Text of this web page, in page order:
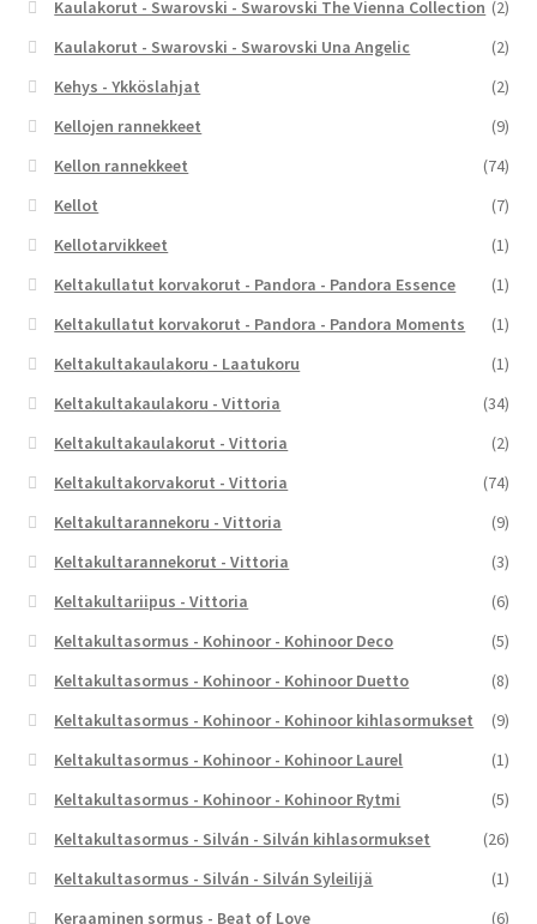
Kaulakorut - Swarovski - Swarovski The Vienna Collection (2)
Kaulakorut - Swarovski - Swarovski Una Angelic
(2)
Kehys - Ykköslahjat
(2)
Kellojen rannekkeet
(9)
Kellon rannekkeet
(74)
Kellot
(7)
Kellotarvikkeet
(1)
Keltakullatut korvakorut - Pandora - Pandora Essence
(1)
Keltakullatut korvakorut - Pandora - Pandora Moments
(1)
Keltakultakaulakoru - Laatukoru
(1)
Keltakultakaulakoru - Vittoria
(34)
Keltakultakaulakorut - Vittoria
(2)
Keltakultakorvakorut - Vittoria
(74)
Keltakultarannekoru - Vittoria
(9)
Keltakultarannekorut - Vittoria
(3)
Keltakultariipus - Vittoria
(6)
Keltakultasormus - Kohinoor - Kohinoor Deco
(5)
Keltakultasormus - Kohinoor - Kohinoor Duetto
(8)
Keltakultasormus - Kohinoor - Kohinoor kihlasormukset
(9)
Keltakultasormus - Kohinoor - Kohinoor Laurel
(1)
Keltakultasormus - Kohinoor - Kohinoor Rytmi
(5)
Keltakultasormus - Silván - Silván kihlasormukset
(26)
Keltakultasormus - Silván - Silván Syleilijä
(1)
Keraaminen sormus - Beat of Love
(6)